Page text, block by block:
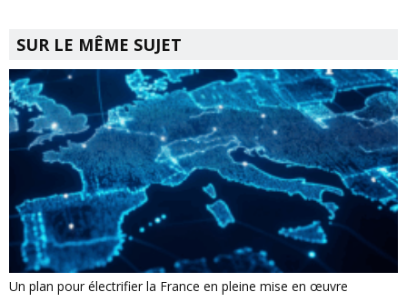
SUR LE MÊME SUJET
Un plan pour électrifier la France en pleine mise en œuvre